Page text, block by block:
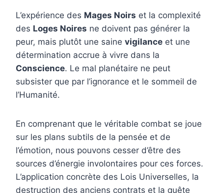
L’expérience des Mages Noirs et la complexité
des Loges Noires ne doivent pas générer la
peur, mais plutôt une saine vigilance et une
détermination accrue à vivre dans la
Conscience. Le mal planétaire ne peut
subsister que par l’ignorance et le sommeil de
l’Humanité.
En comprenant que le véritable combat se joue
sur les plans subtils de la pensée et de
l’émotion, nous pouvons cesser d’être des
sources d’énergie involontaires pour ces forces.
L’application concrète des Lois Universelles, la
destruction des anciens contrats et la quête